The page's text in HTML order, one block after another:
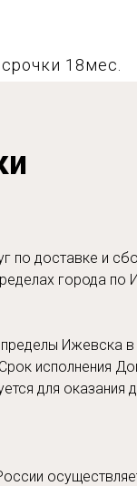
18мес.
по доставке и
города по
Ижевска в
исполнения
для оказания